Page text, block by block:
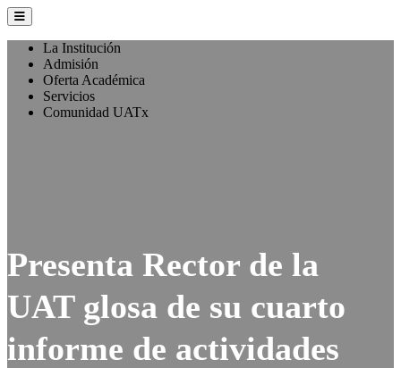
La Institución
Admisión
Oferta Académica
Servicios
Comunidad UATx
Presenta Rector de la
UAT glosa de su cuarto
informe de actividades